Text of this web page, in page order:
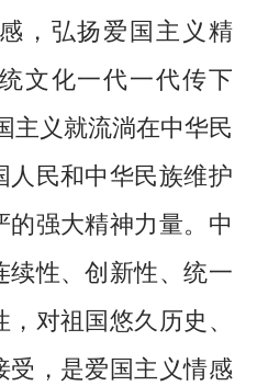
，弘扬爱国主义精
文化一代一代传下
主义就流淌在中华民
民和中华民族维护
强大精神力量。中
性、创新性、统一
对祖国悠久历史、
，是爱国主义情感